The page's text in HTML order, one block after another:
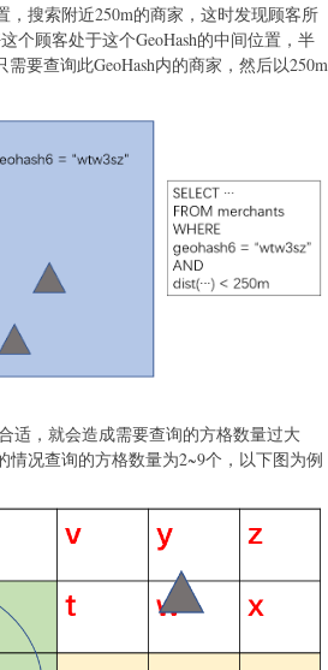
搜索附近250m的商家，这时发现顾客所
个顾客处于这个GeoHash的中间位置，半
要查询此GeoHash内的商家，然后以250m
适，就会造成需要查询的方格数量过大
情况查询的方格数量为2~9个，以下图为例